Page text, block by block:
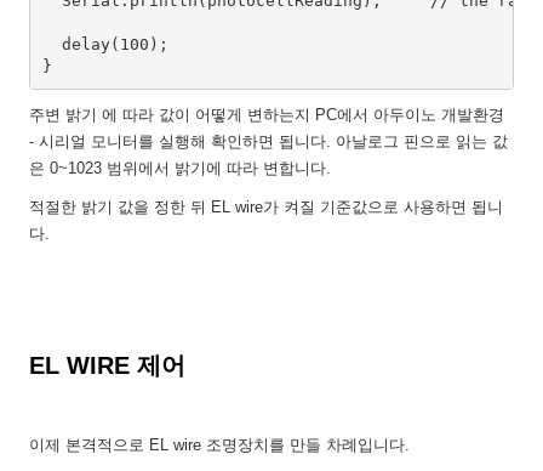
  delay(100);
}
주변 밝기 에 따라 값이 어떻게 변하는지 PC에서 아두이노 개발환경
- 시리얼 모니터를 실행해 확인하면 됩니다. 아날로그 핀으로 읽는 값
은 0~1023 범위에서 밝기에 따라 변합니다.
적절한 밝기 값을 정한 뒤 EL wire가 켜질 기준값으로 사용하면 됩니
다.
EL WIRE 제어
이제 본격적으로 EL wire 조명장치를 만들 차례입니다.